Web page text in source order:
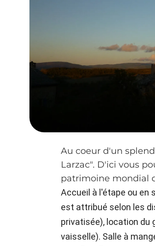
Au coeur d'un
Larzac". D'ici vous
patrimoine mondial
Accueil à l'étape ou en
est attribué selon les
privatisée), location du
vaisselle). Salle à